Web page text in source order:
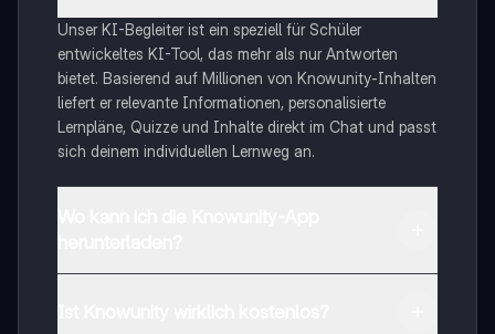
Unser KI-Begleiter ist ein speziell für Schüler
entwickeltes KI-Tool, das mehr als nur Antworten
bietet. Basierend auf Millionen von Knowunity-Inhalten
liefert er relevante Informationen, personalisierte
Lernpläne, Quizze und Inhalte direkt im Chat und passt
sich deinem individuellen Lernweg an.